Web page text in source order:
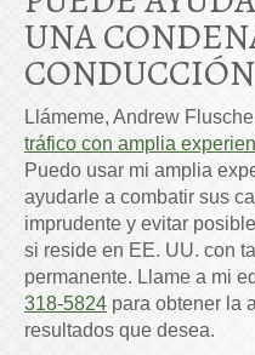
UNA
Llámeme, Andrew
tráfico con amplia
Puedo usar mi amplia
ayudarle a combatir sus
imprudente y evitar
si reside en EE. UU. con
permanente. Llame a mi
318-5824 para obtener la
resultados que desea.